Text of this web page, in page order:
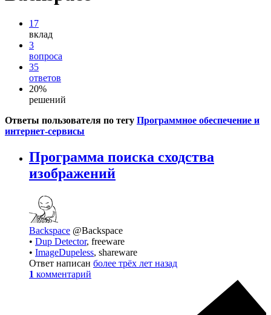
17
вклад
3
вопроса
35
ответов
20%
решений
Ответы пользователя по тегу Программное обеспечение и
интернет-сервисы
Программа поиска сходства
изображений
Backspace @Backspace
• Dup Detector, freeware
• ImageDupeless, shareware
Ответ написан более трёх лет назад
1 комментарий